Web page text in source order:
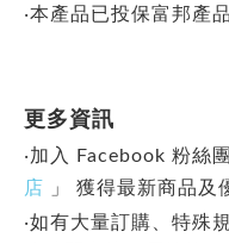
‧本產品已投保富邦產
更多資訊
‧加入 Facebook 粉絲
店
」 獲得最新商品及
‧如有大量訂購、特殊